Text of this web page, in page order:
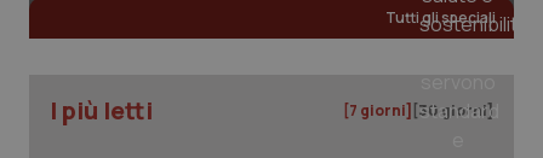
Tutti gli speciali
I più letti [7 giorni] [30 giorni]
CookieScriptConsent
5